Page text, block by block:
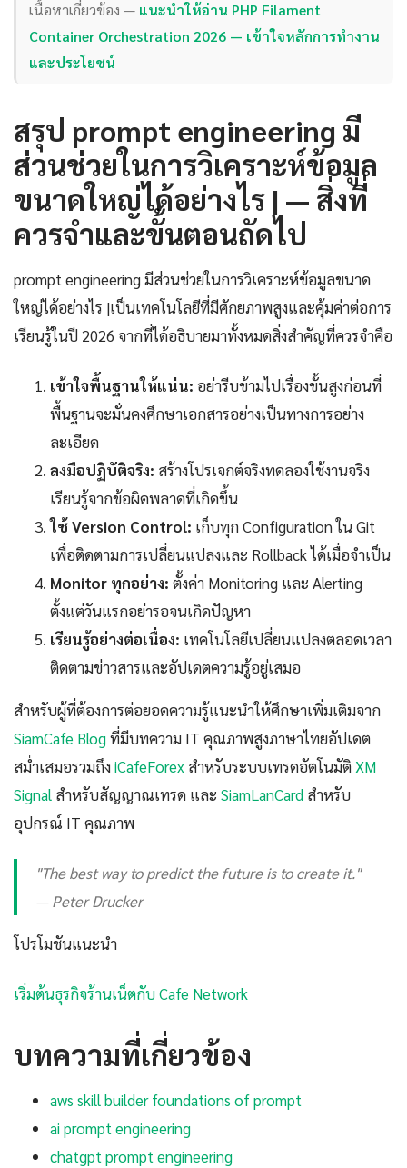
เนื้อหาเกี่ยวข้อง — แนะนำให้อ่าน PHP Filament
Container Orchestration 2026 — เข้าใจหลักการทำงาน
และประโยชน์
สรุป prompt engineering มี
ส่วนช่วยในการวิเคราะห์ข้อมูล
ขนาดใหญ่ได้อย่างไร | — สิ่งที่
ควรจำและขั้นตอนถัดไป
prompt engineering มีส่วนช่วยในการวิเคราะห์ข้อมูลขนาด
ใหญ่ได้อย่างไร |เป็นเทคโนโลยีที่มีศักยภาพสูงและคุ้มค่าต่อการ
เรียนรู้ในปี 2026 จากที่ได้อธิบายมาทั้งหมดสิ่งสำคัญที่ควรจำคือ
เข้าใจพื้นฐานให้แน่น: อย่ารีบข้ามไปเรื่องขั้นสูงก่อนที่
พื้นฐานจะมั่นคงศึกษาเอกสารอย่างเป็นทางการอย่าง
ละเอียด
ลงมือปฏิบัติจริง: สร้างโปรเจกต์จริงทดลองใช้งานจริง
เรียนรู้จากข้อผิดพลาดที่เกิดขึ้น
ใช้ Version Control: เก็บทุก Configuration ใน Git
เพื่อติดตามการเปลี่ยนแปลงและ Rollback ได้เมื่อจำเป็น
Monitor ทุกอย่าง: ตั้งค่า Monitoring และ Alerting
ตั้งแต่วันแรกอย่ารอจนเกิดปัญหา
เรียนรู้อย่างต่อเนื่อง: เทคโนโลยีเปลี่ยนแปลงตลอดเวลา
ติดตามข่าวสารและอัปเดตความรู้อยู่เสมอ
สำหรับผู้ที่ต้องการต่อยอดความรู้แนะนำให้ศึกษาเพิ่มเติมจาก
SiamCafe Blogที่มีบทความ IT คุณภาพสูงภาษาไทยอัปเดต
สม่ำเสมอรวมถึงiCafeForex สำหรับระบบเทรดอัตโนมัติ XM
Signal สำหรับสัญญาณเทรด และ SiamLanCard สำหรับ
อุปกรณ์ IT คุณภาพ
"The best way to predict the future is to create it."
— Peter Drucker
โปรโมชันแนะนำ
เริ่มต้นธุรกิจร้านเน็ตกับ Cafe Network
บทความที่เกี่ยวข้อง
aws skill builder foundations of prompt
ai prompt engineering
chatgpt prompt engineering